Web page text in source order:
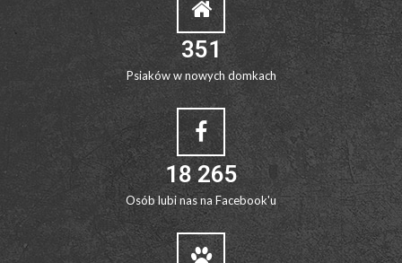
351
Psiaków w nowych domkach
18 265
Osób lubi nas na Facebook'u